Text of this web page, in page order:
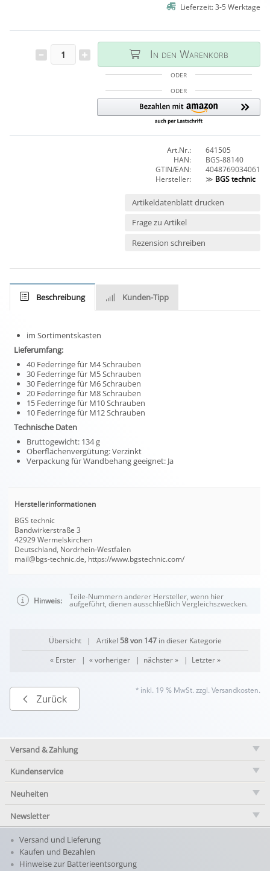
Lieferzeit: 3-5 Werktage
In den Warenkorb
ODER
ODER
Art.Nr.:
641505
HAN:
BGS-88140
GTIN/EAN:
4048769034061
Hersteller:
≫ BGS technic
Artikeldatenblatt drucken
Frage zu Artikel
Rezension schreiben
Beschreibung Kunden-Tipp
im Sortimentskasten
Lieferumfang:
40 Federringe für M4 Schrauben
30 Federringe für M5 Schrauben
30 Federringe für M6 Schrauben
20 Federringe für M8 Schrauben
15 Federringe für M10 Schrauben
10 Federringe für M12 Schrauben
Technische Daten
Bruttogewicht: 134 g
Oberflächenvergütung: Verzinkt
Verpackung für Wandbehang geeignet: Ja
Herstellerinformationen
BGS technic
Bandwirkerstraße 3
42929 Wermelskirchen
Deutschland, Nordrhein-Westfalen
mail@bgs-technic.de, https://www.bgstechnic.com/
Hinweis: Teile-Nummern anderer Hersteller, wenn hier
aufgeführt, dienen ausschließlich Vergleichszwecken.
Übersicht| Artikel 58 von 147in dieser Kategorie
« Erster| « vorheriger| nächster »| Letzter »
Zurück
* inkl. 19 % MwSt. zzgl. Versandkosten.
Versand & Zahlung
Kundenservice
Neuheiten
Newsletter
Versand und Lieferung
Kaufen und Bezahlen
Hinweise zur Batterieentsorgung